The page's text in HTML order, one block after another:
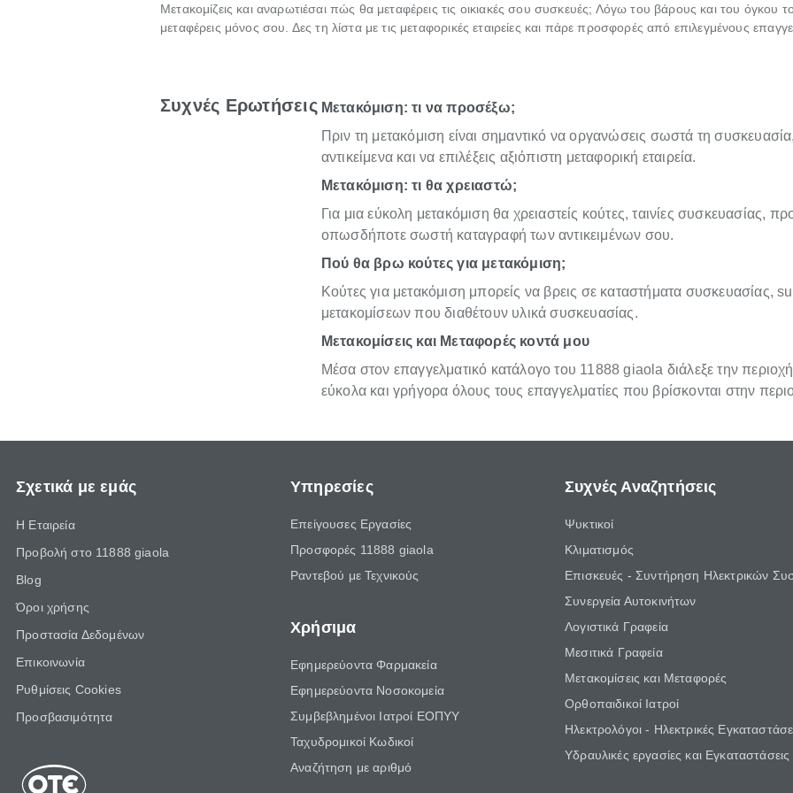
Μετακομίζεις και αναρωτιέσαι πώς θα μεταφέρεις τις οικιακές σου συσκευές; Λόγω του βάρους και του όγκου
μεταφέρεις μόνος σου. Δες τη λίστα με τις μεταφορικές εταιρείες και πάρε προσφορές από επιλεγμένους
Συχνές Ερωτήσεις Μετακόμιση: τι να προσέξω;
Πριν τη μετακόμιση είναι σημαντικό να οργανώσεις σωστά τη
αντικείμενα και να επιλέξεις αξιόπιστη μεταφορική εταιρεία.
Μετακόμιση: τι θα χρειαστώ;
Για μια εύκολη μετακόμιση θα χρειαστείς κούτες, ταινίες συσκευασίας,
οπωσδήποτε σωστή καταγραφή των αντικειμένων σου.
Πού θα βρω κούτες για μετακόμιση;
Κούτες για μετακόμιση μπορείς να βρεις σε καταστήματα συσκευασίας,
μετακομίσεων που διαθέτουν υλικά συσκευασίας.
Μετακομίσεις και Μεταφορές κοντά μου
Μέσα στον επαγγελματικό κατάλογο του 11888 giaola διάλεξε την
εύκολα και γρήγορα όλους τους επαγγελματίες που βρίσκονται στην
Σχετικά με εμάς
Η Εταιρεία
Προβολή στο 11888 giaola
Blog
Όροι χρήσης
Προστασία Δεδομένων
Επικοινωνία
Ρυθμίσεις Cookies
Προσβασιμότητα
Υπηρεσίες
Επείγουσες Εργασίες
Προσφορές 11888 giaola
Ραντεβού με Τεχνικούς
Χρήσιμα
Εφημερεύοντα Φαρμακεία
Εφημερεύοντα Νοσοκομεία
Συμβεβλημένοι Ιατροί ΕΟΠΥΥ
Ταχυδρομικοί Κωδικοί
Αναζήτηση με αριθμό
Συχνές Αναζητήσεις
Ψυκτικοί
Κλιματισμός
Επισκευές - Συντήρηση Ηλεκτρικών
Συνεργεία Αυτοκινήτων
Λογιστικά Γραφεία
Μεσιτικά Γραφεία
Μετακομίσεις και Μεταφορές
Ορθοπαιδικοί Ιατροί
Ηλεκτρολόγοι - Ηλεκτρικές
Υδραυλικές εργασίες και Εγκαταστάσεις